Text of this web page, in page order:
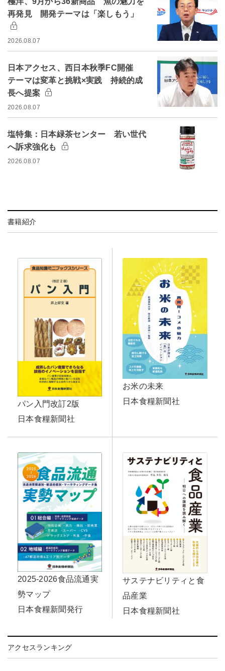
再発見 開発テーマは「楽しもう」
2026.08.07
日本アクセス、西日本秋季FC開催
テーマは変革と挑戦×実践 持続的成
長へ提案
2026.08.07
塩特集：日本緑茶センター 若い世代
へ訴求強化も
2026.08.07
書籍紹介
パン入門改訂2版
日本食糧新聞社
お米の未来
日本食糧新聞社
2025-2026食品流通実
勢マップ
日本食糧新聞発行
サステナビリティと食
品産業
日本食糧新聞社
アクセスランキング